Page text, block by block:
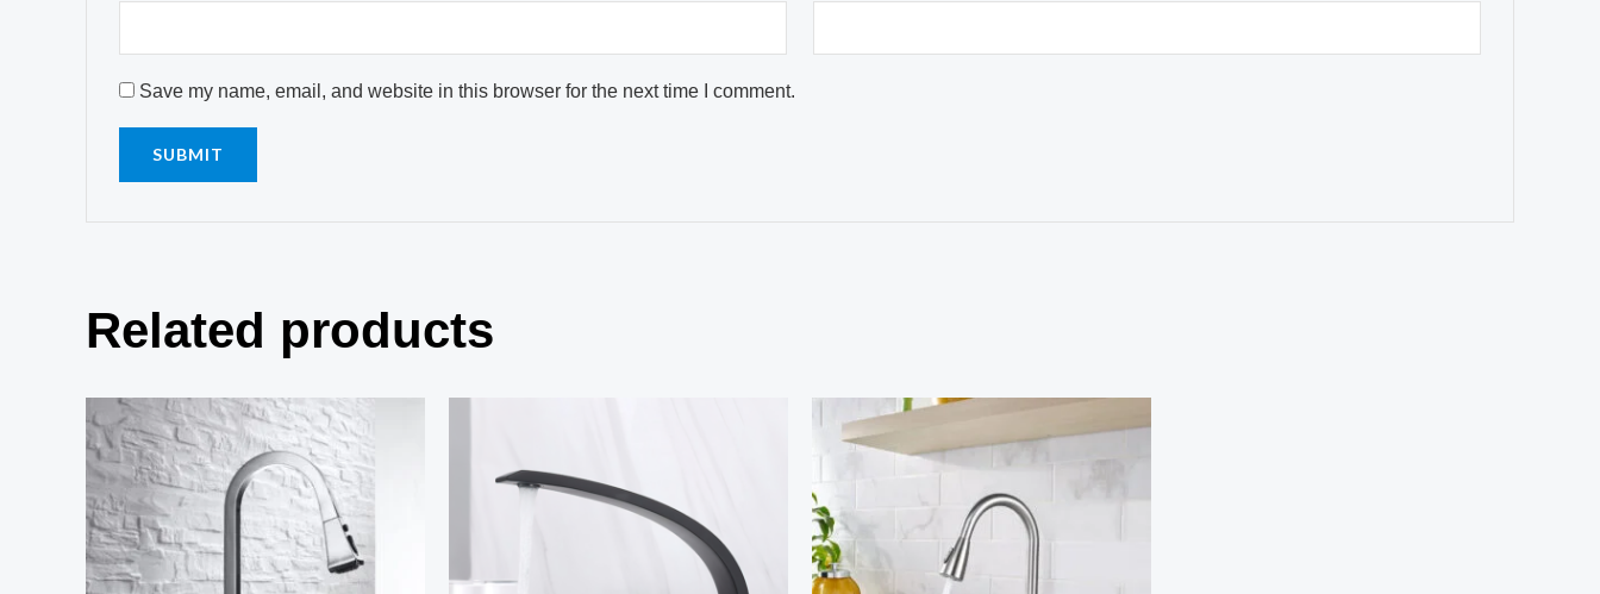
Save my name, email, and website in this browser for the next time I comment.
Related products